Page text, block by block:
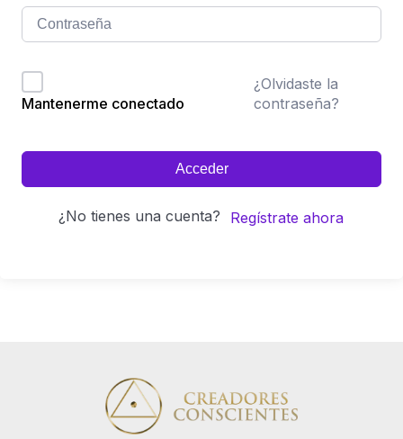
Mantenerme conectado
¿Olvidaste la
contraseña?
Acceder
¿No tienes una cuenta? Regístrate ahora